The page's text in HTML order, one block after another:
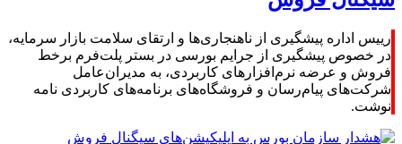
رییس اداره پیشگیری از ناهنجاری‌ها و ارتقای سلامت بازار سرمایه،
در خصوص پیشگیری از جرایم بورسی در بستر پلت‌فرم برخط
فروش و عرضه نرم‌افزارهای کاربردی، به مدیران‌عامل
شرکت‌های پیام‌رسان و فروشگاه‌های برنامه‌های کاربردی نامه
نوشت.